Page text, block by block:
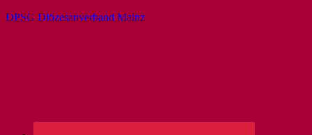
DPSG Diözesanverband Mainz